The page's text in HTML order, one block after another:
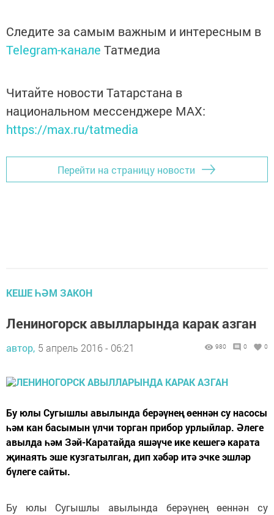
Следите за самым важным и интересным в
Telegram-канале Татмедиа
Читайте новости Татарстана в
национальном мессенджере MАХ:
https://max.ru/tatmedia
Перейти на страницу новости
КЕШЕ ҺӘМ ЗАКОН
Лениногорск авылларында карак азган
автор, 5 апрель 2016 - 06:21 980 0 0
Бу юлы Сугышлы авылында берәүнең өеннән су насосы
һәм кан басымын үлчи торган прибор урлыйлар. Әлеге
авылда һәм Зәй-Каратайда яшәүче ике кешегә карата
җинаять эше кузгатылган, дип хәбәр итә эчке эшләр
бүлеге сайты.
Бу юлы Сугышлы авылында берәүнең өеннән су